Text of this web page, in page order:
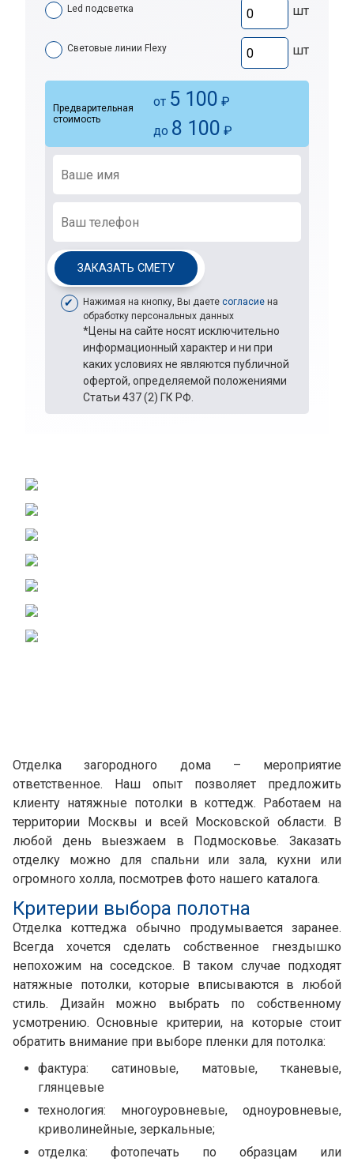
Led подсветка шт
Световые линии Flexy шт
Предварительная
стоимость
от 5 100 ₽
до 8 100 ₽
ЗАКАЗАТЬ СМЕТУ
Нажимая на кнопку, Вы даете согласие на
обработку персональных данных
*Цены на сайте носят исключительно
информационный характер и ни при
каких условиях не являются публичной
офертой, определяемой положениями
Статьи 437 (2) ГК РФ.
Отделка загородного дома – мероприятие
ответственное. Наш опыт позволяет предложить
клиенту натяжные потолки в коттедж. Работаем на
территории Москвы и всей Московской области. В
любой день выезжаем в Подмосковье. Заказать
отделку можно для спальни или зала, кухни или
огромного холла, посмотрев фото нашего каталога.
Критерии выбора полотна
Отделка коттеджа обычно продумывается заранее.
Всегда хочется сделать собственное гнездышко
непохожим на соседское. В таком случае подходят
натяжные потолки, которые вписываются в любой
стиль. Дизайн можно выбрать по собственному
усмотрению. Основные критерии, на которые стоит
обратить внимание при выборе пленки для потолка:
фактура: сатиновые, матовые, тканевые,
глянцевые
технология: многоуровневые, одноуровневые,
криволинейные, зеркальные;
отделка: фотопечать по образцам или